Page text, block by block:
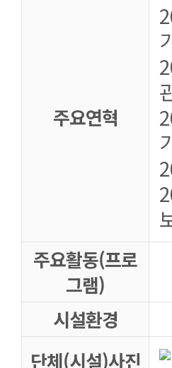
주요연혁
주요활동(프로
그램)
시설환경
단체(시설)사진